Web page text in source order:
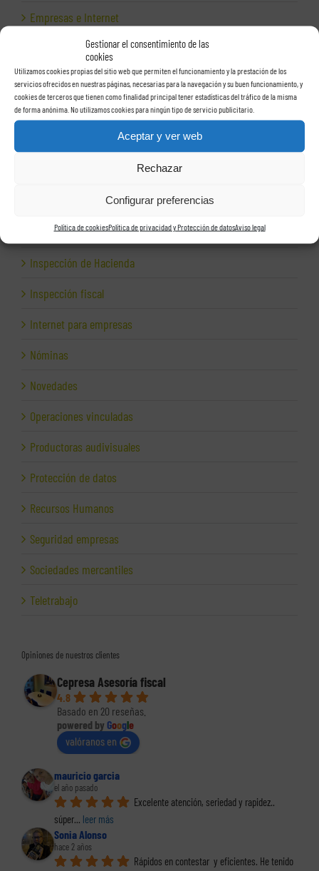
Gestionar el consentimiento de las
cookies
Utilizamos cookies propias del sitio web que permiten el funcionamiento y la prestación de los
servicios ofrecidos en nuestras páginas, necesarias para la navegación y su buen funcionamiento, y
cookies de terceros que tienen como finalidad principal tener estadísticas del tráfico de la misma
de forma anónima. No utilizamos cookies para ningún tipo de servicio publicitario.
Aceptar y ver web
Rechazar
Configurar preferencias
Política de cookiesPolítica de privacidad y Protección de datosAviso legal
Empresas e Internet
Facturas
Grupos de sociedades
Herramientas para empresas
Impagos
Inspección de Hacienda
Inspección fiscal
Internet para empresas
Nóminas
Novedades
Operaciones vinculadas
Productoras audivisuales
Protección de datos
Recursos Humanos
Seguridad empresas
Sociedades mercantiles
Teletrabajo
Opiniones de nuestros clientes
Cepresa Asesoría fiscal
4.8
Basado en 20 reseñas.
powered by Google
valóranos en
mauricio garcia
el año pasado
Excelente atención, seriedad y rapidez..
súper... leer más
Sonia Alonso
hace 2 años
Rápidos en contestar  y eficientes. He tenido